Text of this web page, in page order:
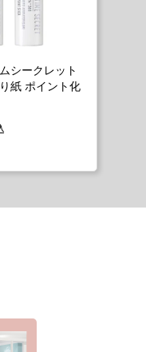
シークレット
紙 ポイント化